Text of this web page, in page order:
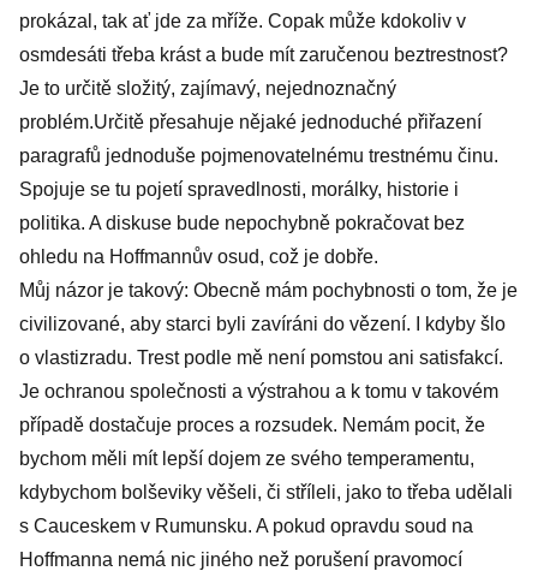
prokázal, tak ať jde za mříže. Copak může kdokoliv v
osmdesáti třeba krást a bude mít zaručenou beztrestnost?
Je to určitě složitý, zajímavý, nejednoznačný
problém.Určitě přesahuje nějaké jednoduché přiřazení
paragrafů jednoduše pojmenovatelnému trestnému činu.
Spojuje se tu pojetí spravedlnosti, morálky, historie i
politika. A diskuse bude nepochybně pokračovat bez
ohledu na Hoffmannův osud, což je dobře.
Můj názor je takový: Obecně mám pochybnosti o tom, že je
civilizované, aby starci byli zavíráni do vězení. I kdyby šlo
o vlastizradu. Trest podle mě není pomstou ani satisfakcí.
Je ochranou společnosti a výstrahou a k tomu v takovém
případě dostačuje proces a rozsudek. Nemám pocit, že
bychom měli mít lepší dojem ze svého temperamentu,
kdybychom bolševiky věšeli, či stříleli, jako to třeba udělali
s Cauceskem v Rumunsku. A pokud opravdu soud na
Hoffmanna nemá nic jiného než porušení pravomocí